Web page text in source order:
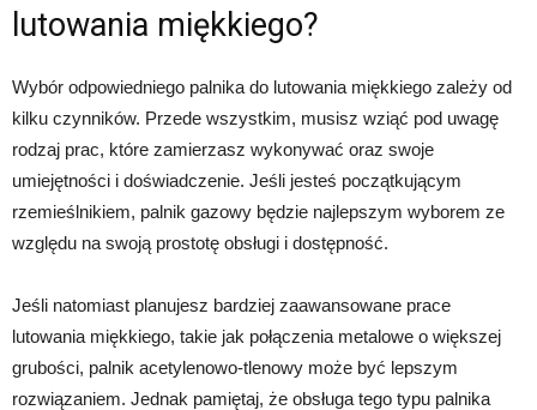
lutowania miękkiego?
Wybór odpowiedniego palnika do lutowania miękkiego zależy od
kilku czynników. Przede wszystkim, musisz wziąć pod uwagę
rodzaj prac, które zamierzasz wykonywać oraz swoje
umiejętności i doświadczenie. Jeśli jesteś początkującym
rzemieślnikiem, palnik gazowy będzie najlepszym wyborem ze
względu na swoją prostotę obsługi i dostępność.
Jeśli natomiast planujesz bardziej zaawansowane prace
lutowania miękkiego, takie jak połączenia metalowe o większej
grubości, palnik acetylenowo-tlenowy może być lepszym
rozwiązaniem. Jednak pamiętaj, że obsługa tego typu palnika